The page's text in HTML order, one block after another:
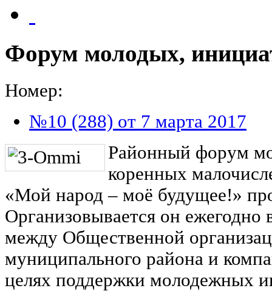
Форум молодых,
Номер:
№10 (288) от 7 марта 2017
Районный форум
коренных
«Мой народ – моё будущее!»
Организовывается он ежегодно
между Общественной
муниципального района и
целях поддержки молодежных